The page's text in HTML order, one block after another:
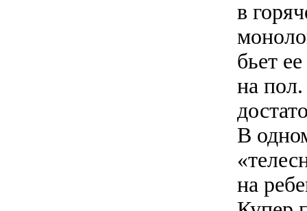
в
бьет
на
В
на